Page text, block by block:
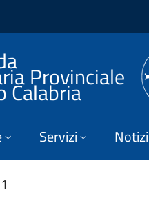
Provinciale
Calabria
Servizi